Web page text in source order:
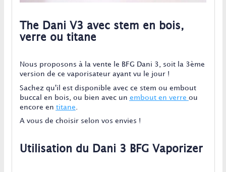
The Dani V3 avec stem en bois,
verre ou titane
Nous proposons à la vente le BFG Dani 3, soit la 3ème
version de ce vaporisateur ayant vu le jour !
Sachez qu'il est disponible avec ce stem ou embout
buccal en bois, ou bien avec un embout en verre ou
encore en titane
A vous de choisir selon vos envies !
Utilisation du Dani 3 BFG Vaporizer